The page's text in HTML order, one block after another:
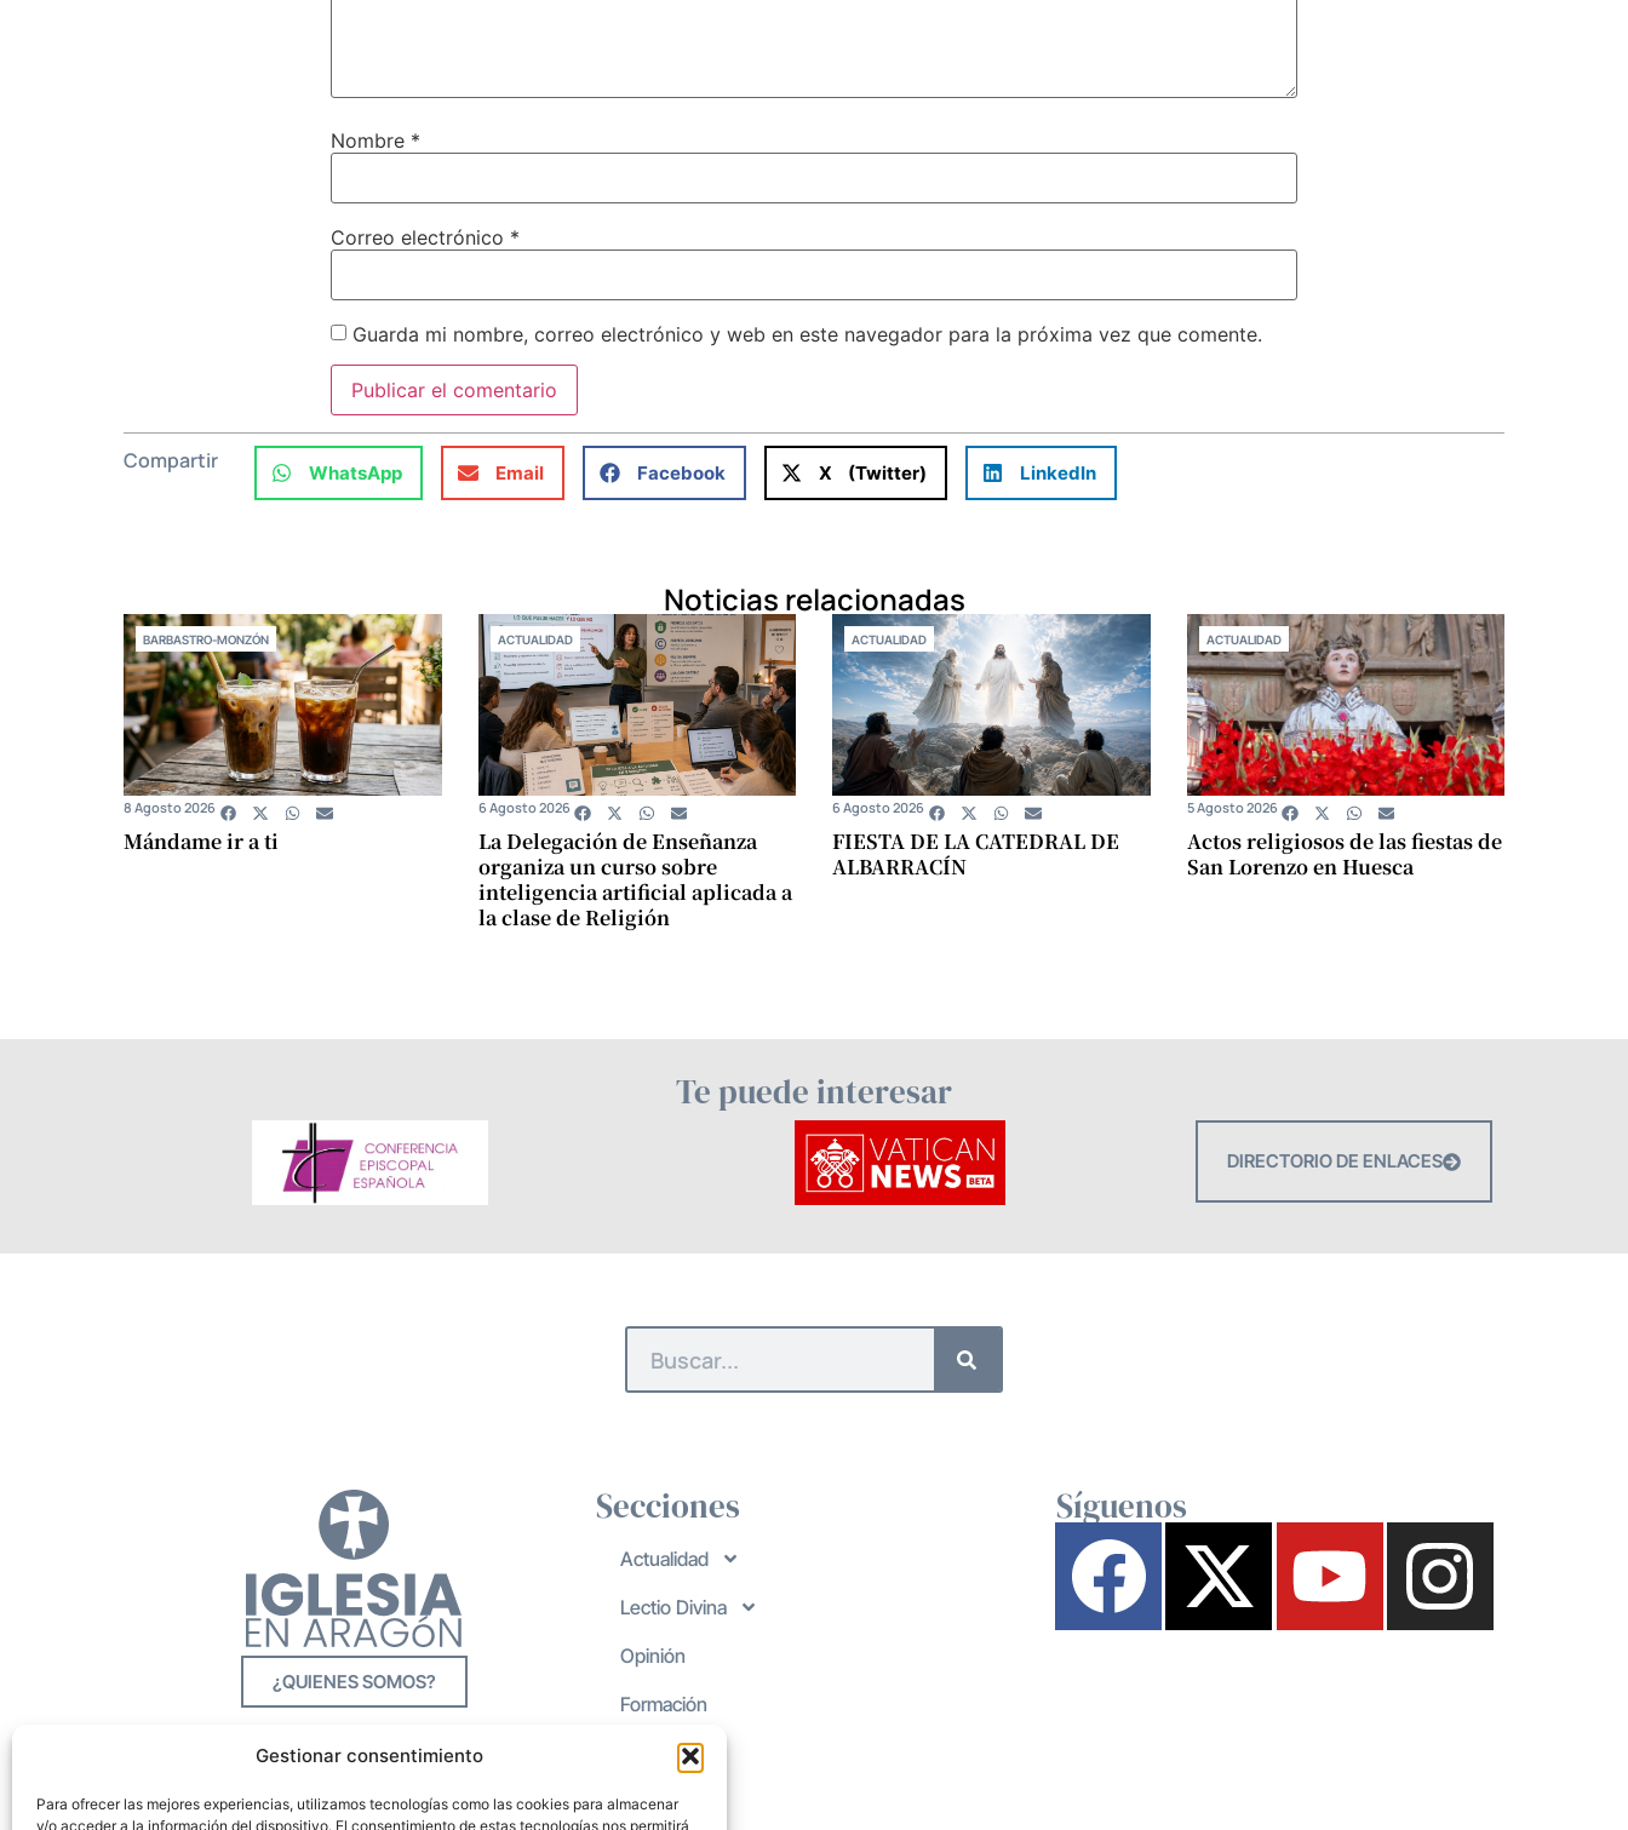
Gestionar consentimiento
Para ofrecer las mejores experiencias, utilizamos tecnologías como las cookies para almacenar
y/o acceder a la información del dispositivo. El consentimiento de estas tecnologías nos permitirá
Nombre *
Correo electrónico *
Guarda mi nombre, correo electrónico y web en este navegador para la próxima vez que comente.
Compartir WhatsApp Email Facebook X (Twitter) LinkedIn
Noticias relacionadas
BARBASTRO-MONZÓN
Mándame ir a ti
8 Agosto 2026
ACTUALIDAD
La Delegación de Enseñanza
organiza un curso sobre
inteligencia artificial aplicada a
la clase de Religión
6 Agosto 2026
ACTUALIDAD
FIESTA DE LA CATEDRAL DE
ALBARRACÍN
6 Agosto 2026
ACTUALIDAD
Actos religiosos de las fiestas de
San Lorenzo en Huesca
5 Agosto 2026
Te puede interesar
DIRECTORIO DE ENLACES
¿QUIENES SOMOS?
Secciones
Actualidad
Lectio Divina
Opinión
Formación
Síguenos